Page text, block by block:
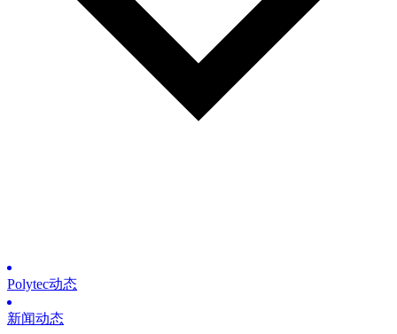
Polytec动态
新闻动态